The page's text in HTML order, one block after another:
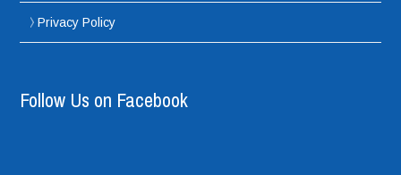
Privacy Policy
Follow Us on Facebook